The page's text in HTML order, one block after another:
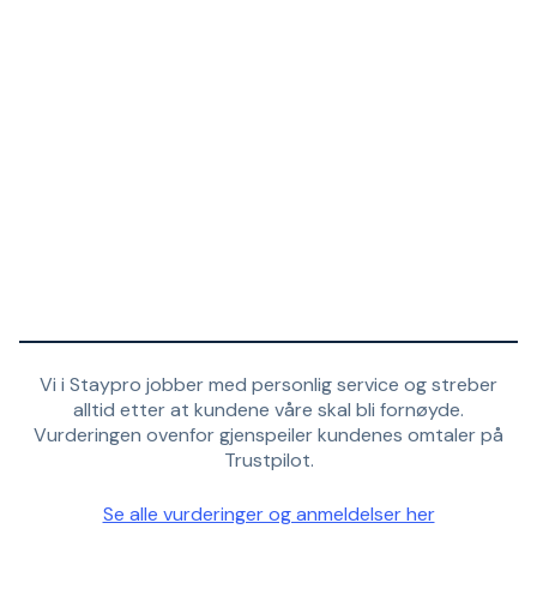
Vi i Staypro jobber med personlig service og streber
alltid etter at kundene våre skal bli fornøyde.
Vurderingen ovenfor gjenspeiler kundenes omtaler på
Trustpilot.
Se alle vurderinger og anmeldelser her